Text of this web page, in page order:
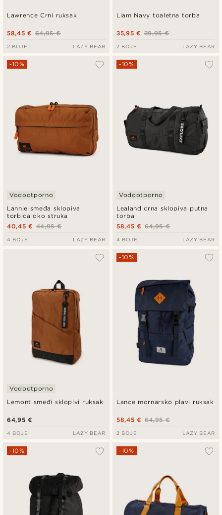
Lawrence Crni ruksak
64,95 €
58,45 €
2 BOJE LAZY BEAR
Liam Navy toaletna torba
39,95 €
35,95 €
2 BOJE LAZY BEAR
Lannie smeđa sklopiva
torbica oko struka
-10%
Vodootporno
44,95 €
40,45 €
4 BOJE LAZY BEAR
Lealand crna sklopiva putna
torba
-10%
Vodootporno
64,95 €
58,45 €
4 BOJE LAZY BEAR
Lemont smeđi sklopivi ruksak
Vodootporno
64,95 €
4 BOJE LAZY BEAR
Lance mornarsko plavi ruksak
-10%
64,95 €
58,45 €
2 BOJE LAZY BEAR
-10% -10%